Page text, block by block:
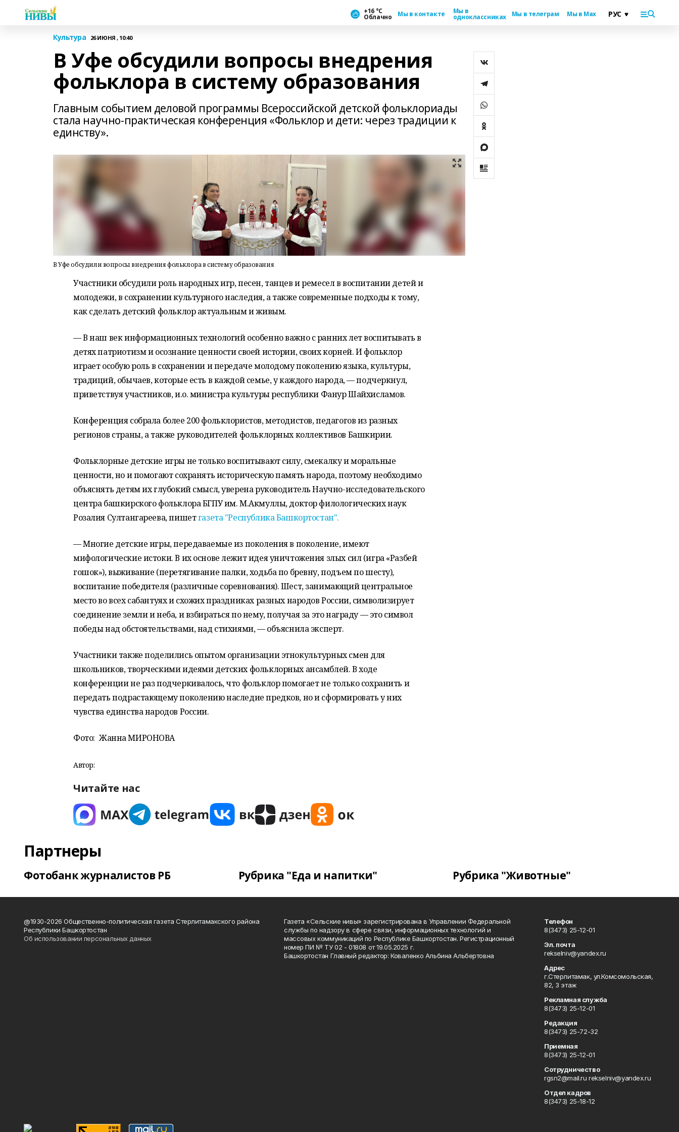
+16 °С
Облачно Мы в контакте Мы в
одноклассниках Мы в телеграм Мы в Max
Культура 26 ИЮНЯ , 10:40
В Уфе обсудили вопросы внедрения
фольклора в систему образования
Главным событием деловой программы Всероссийской детской фольклориады
стала научно-практическая конференция «Фольклор и дети: через традиции к
единству».
В Уфе обсудили вопросы внедрения фольклора в систему образования
Участники обсудили роль народных игр, песен, танцев и ремесел в воспитании детей и
молодежи, в сохранении культурного наследия, а также современные подходы к тому,
как сделать детский фольклор актуальным и живым.
— В наш век информационных технологий особенно важно с ранних лет воспитывать в
детях патриотизм и осознание ценности своей истории, своих корней. И фольклор
играет особую роль в сохранении и передаче молодому поколению языка, культуры,
традиций, обычаев, которые есть в каждой семье, у каждого народа, — подчеркнул,
приветствуя участников, и.о. министра культуры республики Фанур Шайхисламов.
Конференция собрала более 200 фольклористов, методистов, педагогов из разных
регионов страны, а также руководителей фольклорных коллективов Башкирии.
Фольклорные детские игры не только воспитывают силу, смекалку и моральные
ценности, но и помогают сохранять историческую память народа, поэтому необходимо
объяснять детям их глубокий смысл, уверена руководитель Научно-исследовательского
центра башкирского фольклора БГПУ им. М.Акмуллы, доктор филологических наук
Розалия Султангареева, пишетгазета "Республика Башкортостан".
— Многие детские игры, передаваемые из поколения в поколение, имеют
мифологические истоки. В их основе лежит идея уничтожения злых сил (игра «Разбей
гошок»), выживание (перетягивание палки, ходьба по бревну, подъем по шесту),
воспитание победителя (различные соревнования). Шест, занимающий центральное
место во всех сабантуях и схожих праздниках разных народов России, символизирует
соединение земли и неба, и взбираться по нему, получая за это награду — это символ
победы над обстоятельствами, над стихиями, — объяснила эксперт.
Участники также поделились опытом организации этнокультурных смен для
школьников, творческими идеями детских фольклорных ансамблей. В ходе
конференции не раз подчеркивалось, что фольклор помогает не только сохранить и
передать подрастающему поколению наследие предков, но и сформировать у них
чувства единства народов России.
Фото: Жанна МИРОНОВА
Автор:
Читайте нас
Партнеры
Фотобанк журналистов РБ Рубрика "Еда и напитки" Рубрика "Животные"
@1930-2026 Общественно-политическая газета Стерлитамакского района
Республики Башкортостан
Об использовании персональных данных
Газета «Сельские нивы» зарегистрирована в Управлении Федеральной
службы по надзору в сфере связи, информационных технологий и
массовых коммуникаций по Республике Башкортостан. Регистрационный
номер ПИ № ТУ 02 - 01808 от 19.05.2025 г.
Башкортостан Главный редактор: Коваленко Альбина Альбертовна
Телефон
8(3473) 25-12-01
Эл. почта
rekselniv@yandex.ru
Адрес
г.Стерлитамак, ул.Комсомольская,
82, 3 этаж
Рекламная служба
8(3473) 25-12-01
Редакция
8(3473) 25-72-32
Приемная
8(3473) 25-12-01
Сотрудничество
rgsn2@mail.ru rekselniv@yandex.ru
Отдел кадров
8(3473) 25-18-12